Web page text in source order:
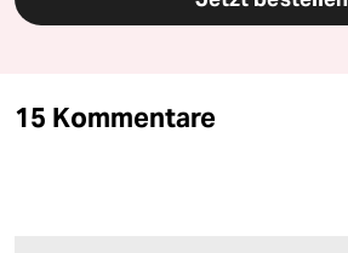
15 Kommentare